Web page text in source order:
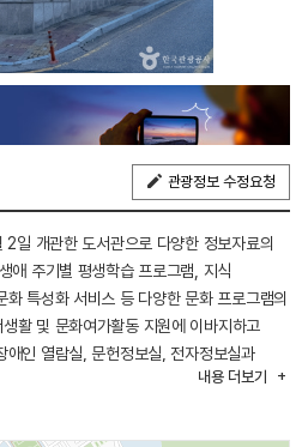
관광정보 수정요청
일 개관한 도서관으로 다양한 정보자료의
애 주기별 평생학습 프로그램, 지식
특성화 서비스 등 다양한 문화 프로그램의
활 및 문화여가활동 지원에 이바지하고
애인 열람실, 문헌정보실, 전자정보실과
. 장서의 경우 일반도서와 아동도서뿐만
컴퓨터교실로 이루어져 있으며, 문화교실
내용 더보기